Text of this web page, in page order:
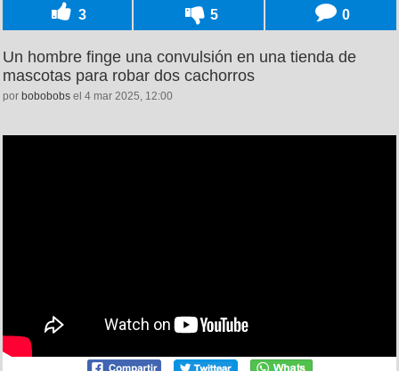
3 5 0
Un hombre finge una convulsión en una tienda de
mascotas para robar dos cachorros
por bobobobs el 4 mar 2025, 12:00